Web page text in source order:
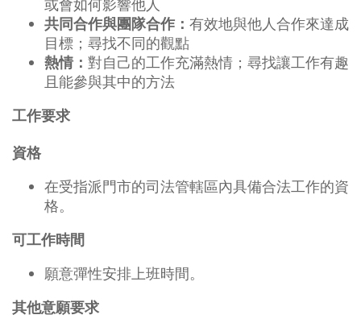
或會如何影響他人
共同合作與團隊合作： 有效地與他人合作來達成
目標；尋找不同的觀點
熱情： 對自己的工作充滿熱情；尋找讓工作有趣
且能參與其中的方法
工作要求
資格
在受指派門市的司法管轄區內具備合法工作的資
格。
可工作時間
願意彈性安排上班時間。
其他意願要求